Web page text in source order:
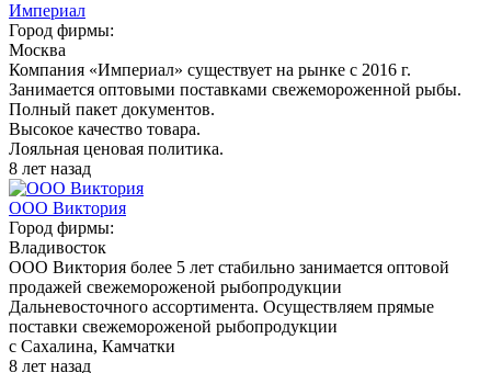
Империал
Город фирмы:
Москва
Компания «Империал» существует на рынке с 2016 г.
Занимается оптовыми поставками свежемороженной рыбы.
Полный пакет документов.
Высокое качество товара.
Лояльная ценовая политика.
8 лет назад
ООО Виктория
Город фирмы:
Владивосток
ООО Виктория более 5 лет стабильно занимается оптовой
продажей свежемороженой рыбопродукции
Дальневосточного ассортимента. Осуществляем прямые
поставки свежемороженой рыбопродукции
с Сахалина, Камчатки
8 лет назад